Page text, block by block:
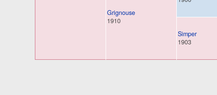
Grignouse
1910
Simper
1903